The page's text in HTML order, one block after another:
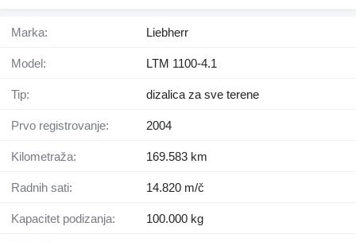
Marka: Liebherr
Model: LTM 1100-4.1
Tip: dizalica za sve terene
Prvo registrovanje: 2004
Kilometraža: 169.583 km
Radnih sati: 14.820 m/č
Kapacitet podizanja: 100.000 kg